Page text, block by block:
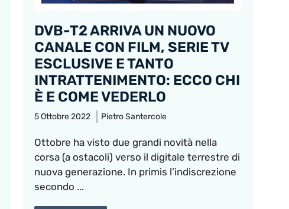
DVB-T2 ARRIVA UN NUOVO
CANALE CON FILM, SERIE TV
ESCLUSIVE E TANTO
INTRATTENIMENTO: ECCO CHI
È E COME VEDERLO
5 Ottobre 2022 Pietro Santercole
Ottobre ha visto due grandi novità nella
corsa (a ostacoli) verso il digitale terrestre di
nuova generazione. In primis l’indiscrezione
secondo ...